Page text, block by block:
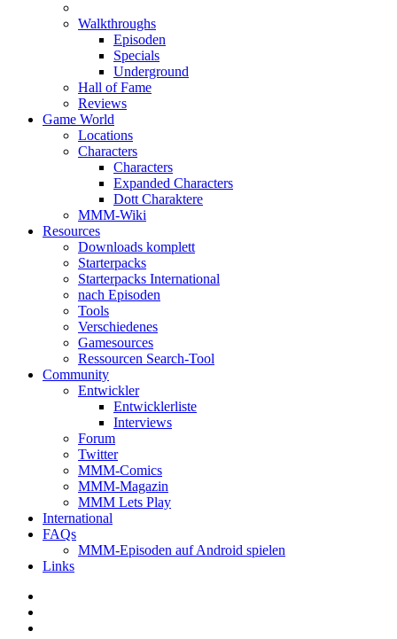
Walkthroughs
Episoden
Specials
Underground
Hall of Fame
Reviews
Game World
Locations
Characters
Characters
Expanded Characters
Dott Charaktere
MMM-Wiki
Resources
Downloads komplett
Starterpacks
Starterpacks International
nach Episoden
Tools
Verschiedenes
Gamesources
Ressourcen Search-Tool
Community
Entwickler
Entwicklerliste
Interviews
Forum
Twitter
MMM-Comics
MMM-Magazin
MMM Lets Play
International
FAQs
MMM-Episoden auf Android spielen
Links